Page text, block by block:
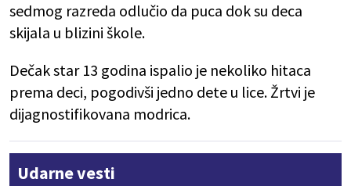
sedmog razreda odlučio da puca dok su deca
skijala u blizini škole.
Dečak star 13 godina ispalio je nekoliko hitaca
prema deci, pogodivši jedno dete u lice. Žrtvi je
dijagnostifikovana modrica.
Udarne vesti